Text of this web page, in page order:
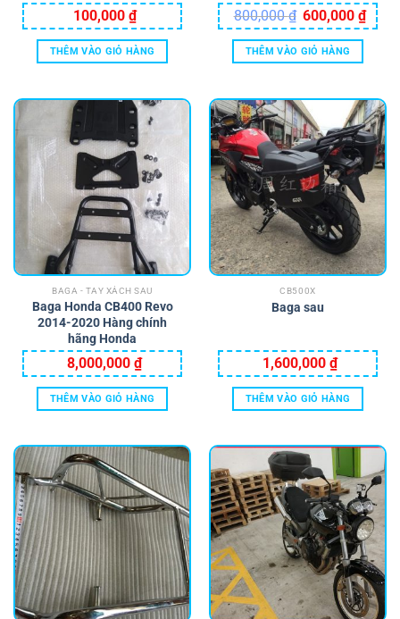
100,000 ₫
THÊM VÀO GIỎ HÀNG
800,000₫ Giá
gốc
là:
800,000 ₫.
600,000₫Giá
hiện
THÊM VÀO GIỎ HÀNG
BAGA - TAY XÁCH SAU
Baga Honda CB400 Revo
2014-2020 Hàng chính
hãng Honda
8,000,000 ₫
THÊM VÀO GIỎ HÀNG
CB500X
Baga sau
1,600,000 ₫
THÊM VÀO GIỎ HÀNG